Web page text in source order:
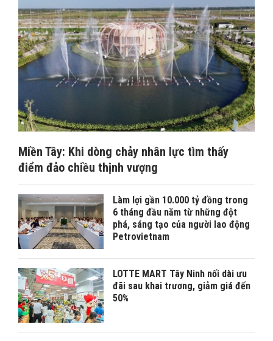
Miền Tây: Khi dòng chảy nhân lực tìm thấy
điểm đảo chiều thịnh vượng
Làm lợi gần 10.000 tỷ đồng trong
6 tháng đầu năm từ những đột
phá, sáng tạo của người lao động
Petrovietnam
LOTTE MART Tây Ninh nối dài ưu
đãi sau khai trương, giảm giá đến
50%